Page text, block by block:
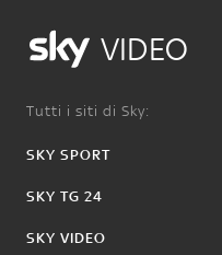
VIDEO
Tutti i siti di Sky:
SKY SPORT
SKY TG 24
SKY VIDEO